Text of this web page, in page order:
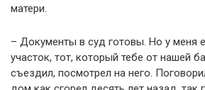
матери.
– Документы в суд готовы. Но у меня
участок, тот, который тебе от нашей
съездил, посмотрел на него.